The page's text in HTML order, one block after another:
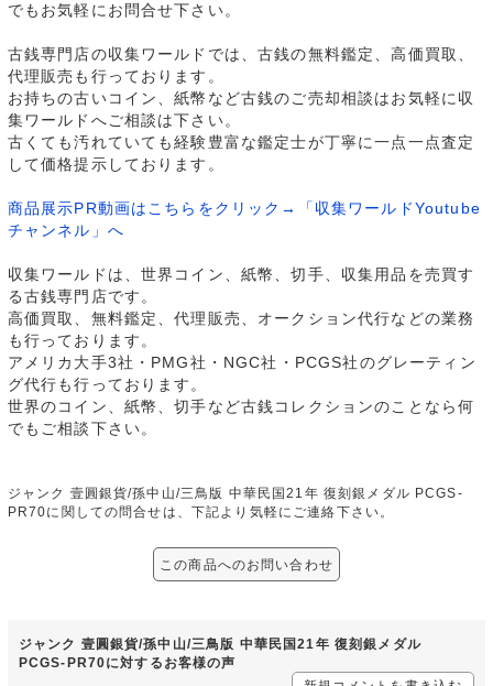
でもお気軽にお問合せ下さい。
古銭専門店の収集ワールドでは、古銭の無料鑑定、高価買取、
代理販売も行っております。
お持ちの古いコイン、紙幣など古銭のご売却相談はお気軽に収
集ワールドへご相談は下さい。
古くても汚れていても経験豊富な鑑定士が丁寧に一点一点査定
して価格提示しております。
商品展示PR動画はこちらをクリック→「収集ワールドYoutube
チャンネル」へ
収集ワールドは、世界コイン、紙幣、切手、収集用品を売買す
る古銭専門店です。
高価買取、無料鑑定、代理販売、オークション代行などの業務
も行っております。
アメリカ大手3社・PMG社・NGC社・PCGS社のグレーティン
グ代行も行っております。
世界のコイン、紙幣、切手など古銭コレクションのことなら何
でもご相談下さい。
ジャンク 壹圓銀貨/孫中山/三鳥版 中華民国21年 復刻銀メダル PCGS-
PR70に関しての問合せは、下記より気軽にご連絡下さい。
この商品へのお問い合わせ
ジャンク 壹圓銀貨/孫中山/三鳥版 中華民国21年 復刻銀メダル
PCGS-PR70に対するお客様の声